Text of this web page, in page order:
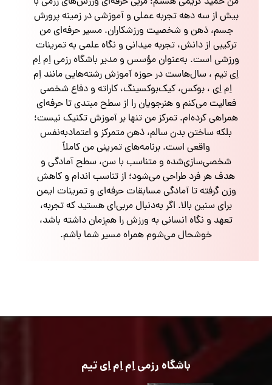
بیش از سه دهه تجربه عملی و آموزشی در زمینه پرورش
جسم، ذهن و شخصیت ورزشکاران. مسیر حرفه‌ای من
ترکیبی از دانش، تجربه میدانی و نگاه علمی به تمرینات
ورزشی است. به‌عنوان مؤسس و مدیر باشگاه رزمی اِم اِم
اِی تیم ، سال‌هاست در حوزه آموزش رشته‌هایی مانند اِم
اِم اِی ، بوکس، کیک‌بوکسینگ، کاراته و دفاع شخصی
فعالیت می‌کنم و هنرجویان را از سطح مبتدی تا حرفه‌ای
همراهی کرده‌ام. تمرکز من تنها بر آموزش تکنیک نیست؛
بلکه ساختن بدن سالم، ذهن متمرکز و اعتمادبه‌نفس
واقعی است. برنامه‌های تمرینی من کاملاً
شخصی‌سازی‌شده و متناسب با سن، سطح آمادگی و
هدف هر فرد طراحی می‌شود؛ از تناسب اندام و کاهش
وزن گرفته تا آمادگی مسابقات حرفه‌ای و تمرینات ایمن
برای سنین بالا. اگر به‌دنبال مربی‌ای هستید که تجربه،
تعهد و نگاه انسانی به ورزش را هم‌زمان داشته باشد،
خوشحال می‌شوم همراه مسیر شما باشم.
باشگاه رزمی اِم اِم اِی تیم